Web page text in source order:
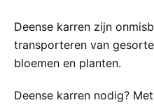
Deense karren zijn
transporteren van
bloemen en planten.
Deense karren nodig?